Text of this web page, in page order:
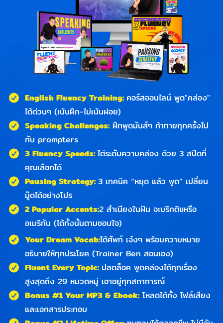
English Fluency Training: คอร์สออนไลน์ พูด"คล่อง"
ได้ด่วนๆ (เน้นฝึก-ไม่เน้นฝอย)
Speaking Challenges:ฝึกพูดมันส์ๆ ท้าทายทุกครั้งไป
กับ prompters
3 Fluency Speeds:ไต่ระดับความคล่อง ด้วย 3 สปีดที่
คุณเลือกได้
Pausing Strategy:3 เทคนิค “หยุด แล้ว พูด” เปลี่ยน
มู๊ดได้อย่างโปร
2 Popular Accents:2 สำเนียงในฝัน จะบริทติชหรือ
อเมริกัน (ได้ทั้งนั้นตามชอบใจ)
Your Dream Vocab:ได้ศัพท์ เจ๋งๆ พร้อมความหมาย
อธิบายให้ทุกประโยค (Trainer Ben สอนเอง)
Fluent Every Topic: ปลดล็อค พูดคล่องได้ทุกเรื่อง
สูงสุดถึง 29 หมวดหมู่ เอาอยู่ทุกสถาการณ์
Bonus #1 Your MP3 & Ebook:โหลดได้ทั้ง ไฟล์เสียง
และเอกสารประกอบ